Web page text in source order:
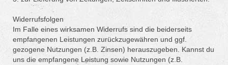
Widerrufsfolgen
Im Falle eines wirksamen Widerrufs sind die beiderseits
empfangenen Leistungen zurückzugewähren und ggf.
gezogene Nutzungen (z.B. Zinsen) herauszugeben. Kannst du
uns die empfangene Leistung sowie Nutzungen (z.B.